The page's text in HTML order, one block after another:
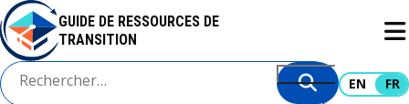
Aller
au
contenu
principal
GUIDE DE RESSOURCES DE
TRANSITION
EN FR